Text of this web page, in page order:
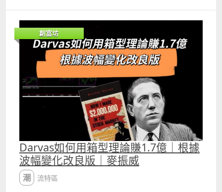
適合平倉的時間，而且應用在daytrade上會比觀察「超買、
超賣」更加準確。
創富坊
Darvas如何用箱型理論賺1.7億｜根據
波幅變化改良版｜麥振威
潮流特區